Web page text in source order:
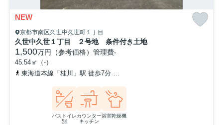
NEW
京都市南区久世中久世町１丁目
久世中久世１丁目 ２号地 条件付き土地
1,500万円（参考価格） 管理費-
45.54㎡（-）
東海道本線「桂川」駅 徒歩7分
バストイレ
別
カウンター
キッチン
浴室乾燥機